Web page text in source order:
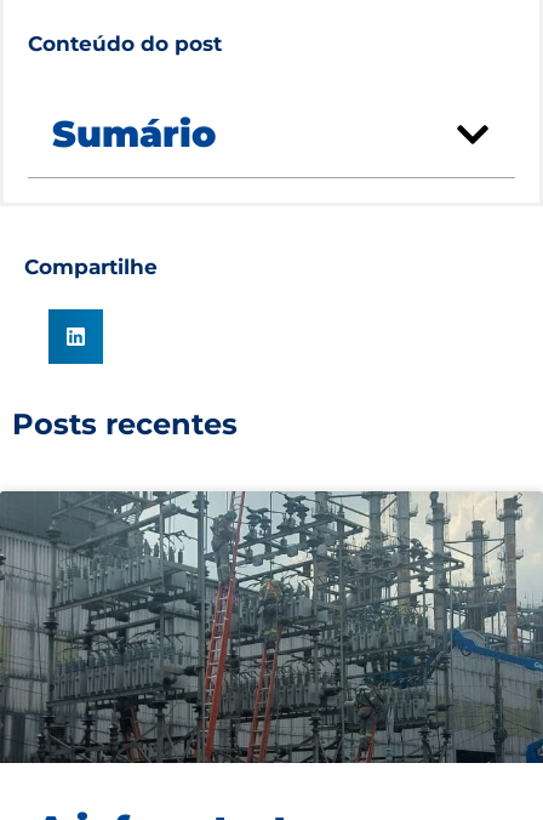
Conteúdo do post
Sumário
Compartilhe
Posts recentes